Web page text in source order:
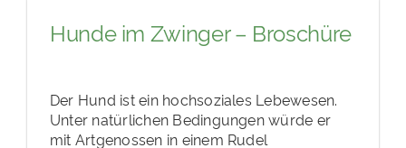
Hunde im Zwinger – Broschüre
Der Hund ist ein hochsoziales Lebewesen.
Unter natürlichen Bedingungen würde er
mit Artgenossen in einem Rudel